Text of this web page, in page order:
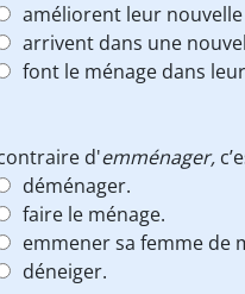
améliorent leur
arrivent dans une
font le ménage dans
d'emménager,
déménager.
faire le ménage.
emmener sa femme de
déneiger.